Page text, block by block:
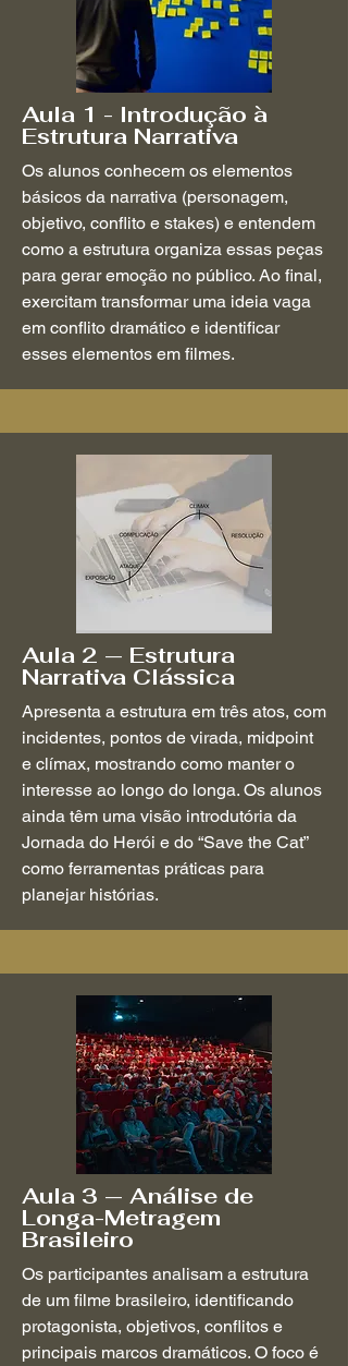
Aula 1 - Introdução à
Estrutura Narrativa
Os alunos conhecem os elementos
básicos da narrativa (personagem,
objetivo, conflito e stakes) e entendem
como a estrutura organiza essas peças
para gerar emoção no público. Ao final,
exercitam transformar uma ideia vaga
em conflito dramático e identificar
esses elementos em filmes.
Aula 2 — Estrutura
Narrativa Clássica
Apresenta a estrutura em três atos, com
incidentes, pontos de virada, midpoint
e clímax, mostrando como manter o
interesse ao longo do longa. Os alunos
ainda têm uma visão introdutória da
Jornada do Herói e do “Save the Cat”
como ferramentas práticas para
planejar histórias.
Aula 3 — Análise de
Longa-Metragem
Brasileiro
Os participantes analisam a estrutura
de um filme brasileiro, identificando
protagonista, objetivos, conflitos e
principais marcos dramáticos. O foco é